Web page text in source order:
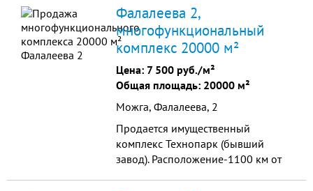
стеклопакеты, кровля, отделка
офиса класса люкс
Фалалеева 2,
многофункциональный
комплекс 20000 м²
Цена: 7 500 руб./м²
Общая площадь: 20000 м²
Можга, Фалалеева, 2
Продается имущественный
комплекс Технопарк (бывший
завод). Расположение-1100 км от